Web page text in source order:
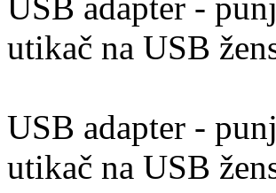
utikač na USB
USB adapter -
utikač na USB